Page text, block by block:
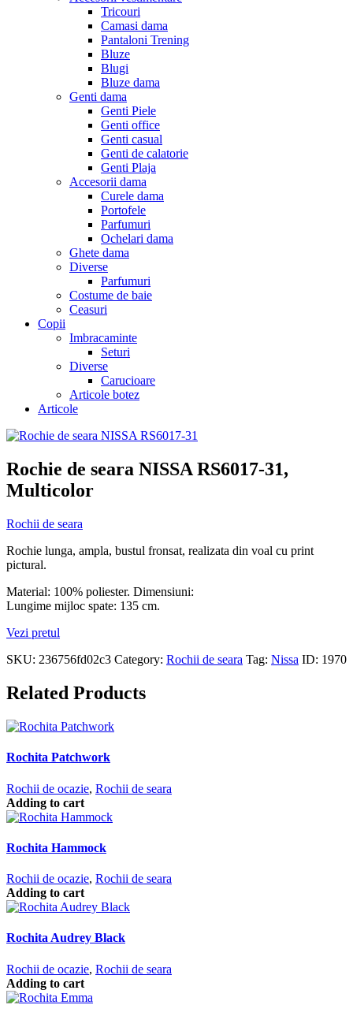
Tricouri
Camasi dama
Pantaloni Trening
Bluze
Blugi
Bluze dama
Genti dama
Genti Piele
Genti office
Genti casual
Genti de calatorie
Genti Plaja
Accesorii dama
Curele dama
Portofele
Parfumuri
Ochelari dama
Ghete dama
Diverse
Parfumuri
Costume de baie
Ceasuri
Copii
Imbracaminte
Seturi
Diverse
Carucioare
Articole botez
Articole
Rochie de seara NISSA RS6017-31,
Multicolor
Rochii de seara
Rochie lunga, ampla, bustul fronsat, realizata din voal cu print
pictural.
Material: 100% poliester. Dimensiuni:
Lungime mijloc spate: 135 cm.
Vezi pretul
SKU: 236756fd02c3 Category: Rochii de seara Tag: Nissa ID: 1970
Related Products
Rochita Patchwork
Rochii de ocazie, Rochii de seara
Adding to cart
Rochita Hammock
Rochii de ocazie, Rochii de seara
Adding to cart
Rochita Audrey Black
Rochii de ocazie, Rochii de seara
Adding to cart